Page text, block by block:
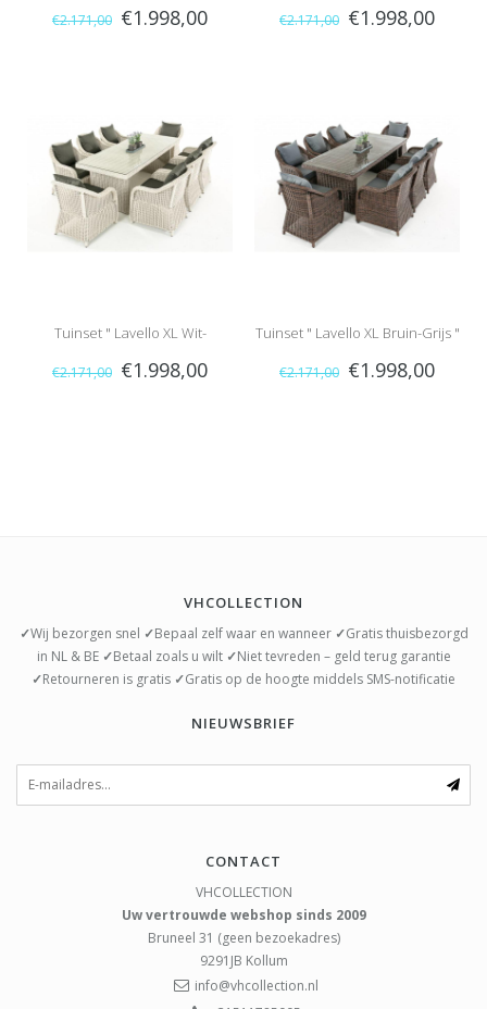
€2.171,00 €1.998,00 "
€2.171,00 €1.998,00
Tuinset " Lavello XL Wit-
Antraciet "
€2.171,00 €1.998,00
Tuinset " Lavello XL Bruin-Grijs "
€2.171,00 €1.998,00
VHCOLLECTION
✓Wij bezorgen snel ✓Bepaal zelf waar en wanneer ✓Gratis thuisbezorgd
in NL & BE ✓Betaal zoals u wilt ✓Niet tevreden – geld terug garantie
✓Retourneren is gratis ✓Gratis op de hoogte middels SMS-notificatie
NIEUWSBRIEF
CONTACT
VHCOLLECTION
Uw vertrouwde webshop sinds 2009
Bruneel 31 (geen bezoekadres)
9291JB Kollum
info@vhcollection.nl